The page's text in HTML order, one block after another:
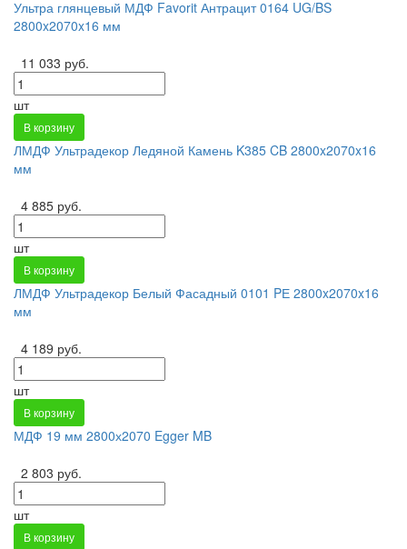
Ультра глянцевый МДФ Favorit Антрацит 0164 UG/BS
2800x2070x16 мм
11 033 руб.
шт
В корзину
ЛМДФ Ультрадекор Ледяной Камень K385 CB 2800x2070x16
мм
4 885 руб.
шт
В корзину
ЛМДФ Ультрадекор Белый Фасадный 0101 PЕ 2800x2070x16
мм
4 189 руб.
шт
В корзину
МДФ 19 мм 2800х2070 Egger MB
2 803 руб.
шт
В корзину